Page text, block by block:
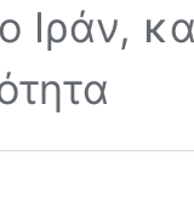
Ιράν,